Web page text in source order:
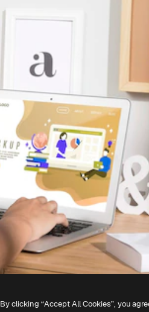
By clicking “Accept All Cookies”, you